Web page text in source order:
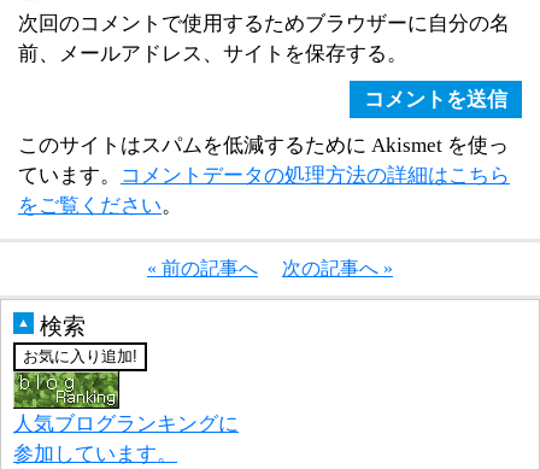
次回のコメントで使用するためブラウザーに自分の名
前、メールアドレス、サイトを保存する。
このサイトはスパムを低減するために Akismet を使っ
ています。
コメントデータの処理方法の詳細はこちら
をご覧ください。
« 前の記事へ 次の記事へ »
▲ 検索
人気ブログランキングに
参加しています。